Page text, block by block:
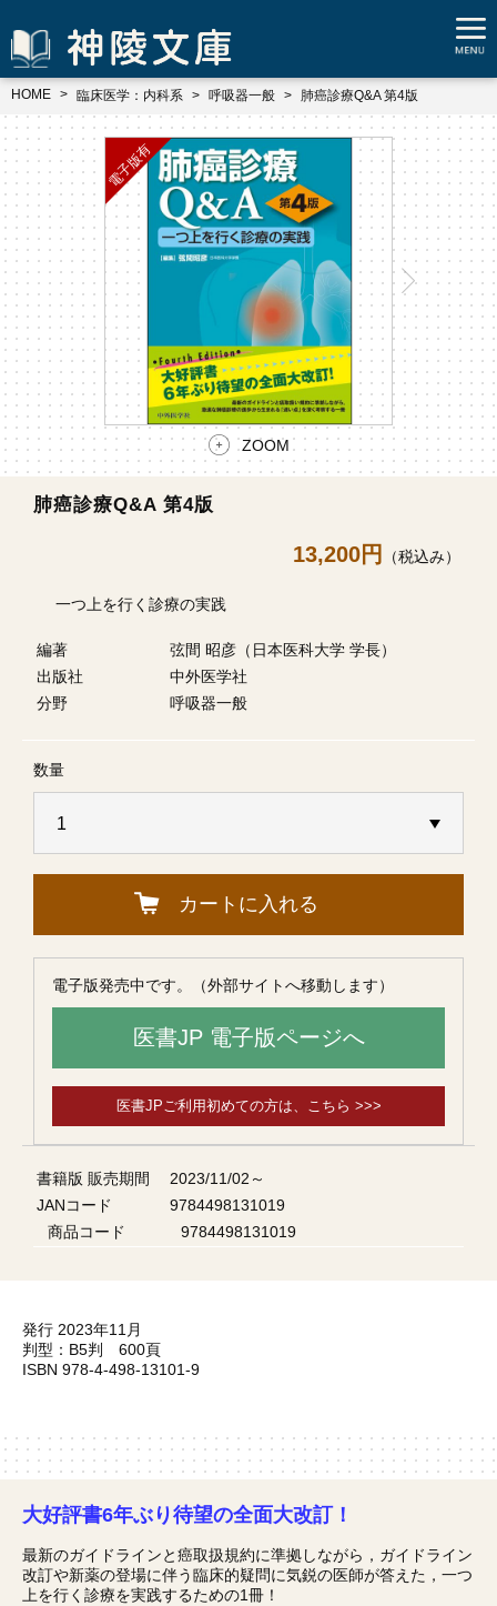
HOME 臨床医学：内科系 呼吸器一般 肺癌診療Q&A 第4版
ZOOM
肺癌診療Q&A 第4版
13,200円 （税込み）
一つ上を行く診療の実践
編著
弦間 昭彦（日本医科大学 学長）
出版社
中外医学社
分野
呼吸器一般
数量
カートに入れる
電子版発売中です。（外部サイトへ移動します）
医書JP 電子版ページへ
医書JPご利用初めての方は、こちら >>>
書籍版 販売期間
2023/11/02～
JANコード
9784498131019
商品コード
9784498131019
発行 2023年11月
判型：B5判 600頁
ISBN 978-4-498-13101-9
大好評書6年ぶり待望の全面大改訂！
最新のガイドラインと癌取扱規約に準拠しながら，ガイドライン
改訂や新薬の登場に伴う臨床的疑問に気鋭の医師が答えた，一つ
上を行く診療を実践するための1冊！